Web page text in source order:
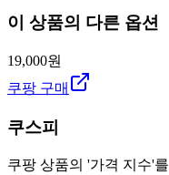
이 상품의 다른 옵션
19,000원
쿠팡 구매
쿠스피
쿠팡 상품의 '가격 지수'